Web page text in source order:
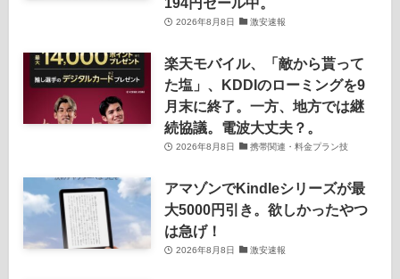
2026年8月8日 激安速報
楽天モバイル、「敵から貰って
た塩」、KDDIのローミングを9
月末に終了。一方、地方では継
続協議。電波大丈夫？。
2026年8月8日 携帯関連・料金プラン技
アマゾンでKindleシリーズが最
大5000円引き。欲しかったやつ
は急げ！
2026年8月8日 激安速報